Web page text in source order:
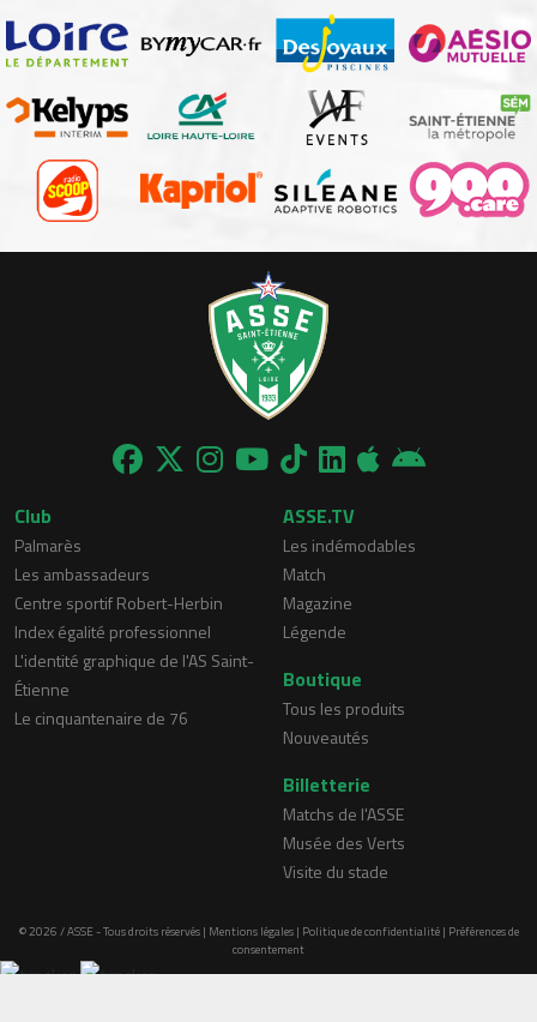
Club
Palmarès
Les ambassadeurs
Centre sportif Robert-Herbin
Index égalité professionnel
L'identité graphique de l'AS Saint-
Étienne
Le cinquantenaire de 76
ASSE.TV
Les indémodables
Match
Magazine
Légende
Boutique
Tous les produits
Nouveautés
Billetterie
Matchs de l'ASSE
Musée des Verts
Visite du stade
© 2026 / ASSE - Tous droits réservés | Mentions légales| Politique de confidentialité| Préférences de
consentement